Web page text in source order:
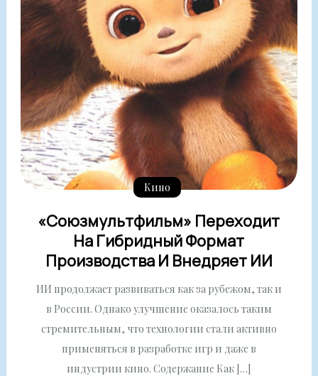
Кино
«Союзмультфильм» Переходит
На Гибридный Формат
Производства И Внедряет ИИ
ИИ продолжает развиваться как за рубежом, так и
в России. Однако улучшение оказалось таким
стремительным, что технологии стали активно
применяться в разработке игр и даже в
индустрии кино. Содержание Как […]